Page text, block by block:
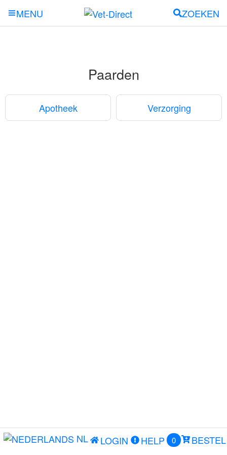
MENU ZOEKEN
Paarden
Apotheek Verzorging
NL LOGIN HELP 0 BESTEL